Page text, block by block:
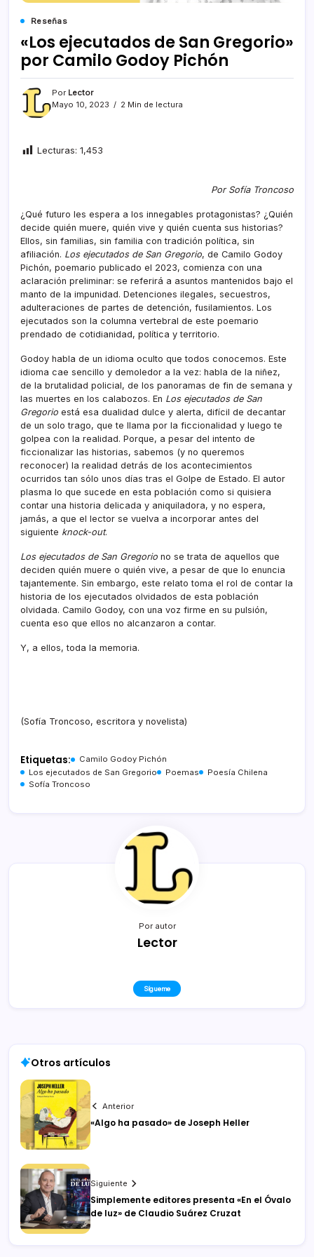
Reseñas
«Los ejecutados de San Gregorio»
por Camilo Godoy Pichón
Por Lector
Mayo 10, 2023
2 Min de lectura
Lecturas: 1,453
Por Sofía Troncoso
¿Qué futuro les espera a los innegables protagonistas? ¿Quién
decide quién muere, quién vive y quién cuenta sus historias?
Ellos, sin familias, sin familia con tradición política, sin
afiliación. Los ejecutados de San Gregorio, de Camilo Godoy
Pichón, poemario publicado el 2023, comienza con una
aclaración preliminar: se referirá a asuntos mantenidos bajo el
manto de la impunidad. Detenciones ilegales, secuestros,
adulteraciones de partes de detención, fusilamientos. Los
ejecutados son la columna vertebral de este poemario
prendado de cotidianidad, política y territorio.
Godoy habla de un idioma oculto que todos conocemos. Este
idioma cae sencillo y demoledor a la vez: habla de la niñez,
de la brutalidad policial, de los panoramas de fin de semana y
las muertes en los calabozos. En Los ejecutados de San
Gregorio está esa dualidad dulce y alerta, difícil de decantar
de un solo trago, que te llama por la ficcionalidad y luego te
golpea con la realidad. Porque, a pesar del intento de
ficcionalizar las historias, sabemos (y no queremos
reconocer) la realidad detrás de los acontecimientos
ocurridos tan sólo unos días tras el Golpe de Estado. El autor
plasma lo que sucede en esta población como si quisiera
contar una historia delicada y aniquiladora, y no espera,
jamás, a que el lector se vuelva a incorporar antes del
siguiente knock-out.
Los ejecutados de San Gregorio no se trata de aquellos que
deciden quién muere o quién vive, a pesar de que lo enuncia
tajantemente. Sin embargo, este relato toma el rol de contar la
historia de los ejecutados olvidados de esta población
olvidada. Camilo Godoy, con una voz firme en su pulsión,
cuenta eso que ellos no alcanzaron a contar.
Y, a ellos, toda la memoria.
(Sofía Troncoso, escritora y novelista)
Etiquetas:
Camilo Godoy Pichón
Los ejecutados de San Gregorio
Poemas
Poesía Chilena
Sofía Troncoso
Por autor
Lector
Sígueme
Otros artículos
Anterior
«Algo ha pasado» de Joseph Heller
Siguiente
Simplemente editores presenta «En el Óvalo
de luz» de Claudio Suárez Cruzat